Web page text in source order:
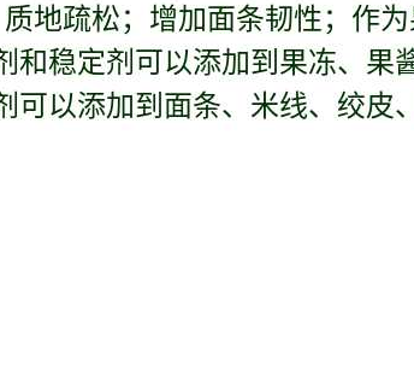
地疏松；增加面条韧性；作
和稳定剂可以添加到果冻、果
可以添加到面条、米线、绞皮